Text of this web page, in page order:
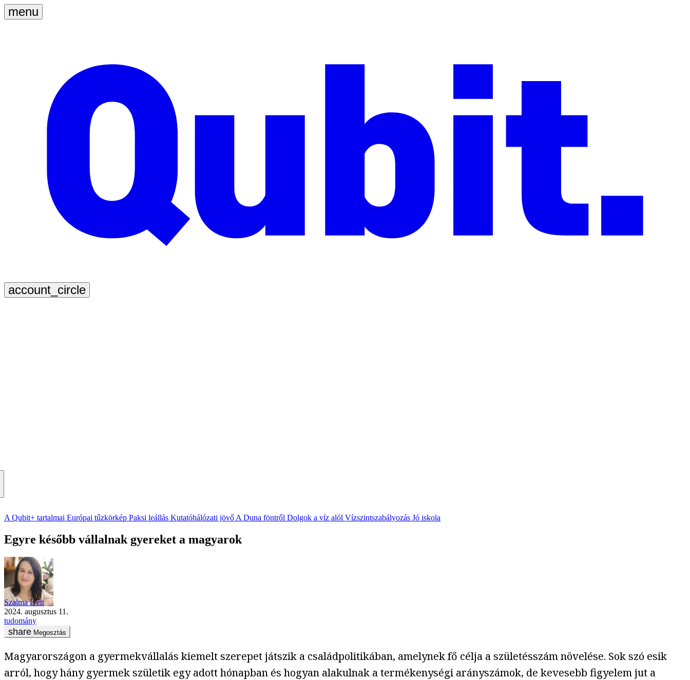
A Qubit+ tartalmai Európai tűzkörkép Paksi leállás Kutatóhálózati jövő A Duna föntről Dolgok a víz alól Vízszintszabályozás Jó iskola
Egyre később vállalnak gyereket a magyarok
Szalma Ivett
2024. augusztus 11.
tudomány
Megosztás
Magyarországon a gyermekvállalás kiemelt szerepet játszik a családpolitikában, amelynek fő célja a születésszám növelése. Sok szó esik
arról, hogy hány gyermek születik egy adott hónapban és hogyan alakulnak a termékenységi arányszámok, de kevesebb figyelem jut a